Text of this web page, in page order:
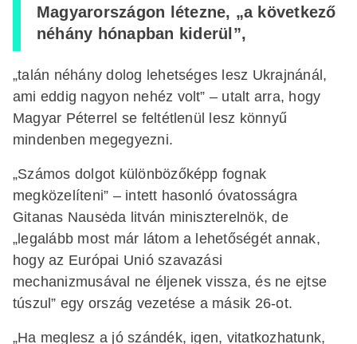
Magyarországon létezne, „a következő
néhány hónapban kiderül”,
„talán néhány dolog lehetséges lesz Ukrajnánál,
ami eddig nagyon nehéz volt” – utalt arra, hogy
Magyar Péterrel se feltétlenül lesz könnyű
mindenben megegyezni.
„Számos dolgot különbözőképp fognak
megközelíteni” – intett hasonló óvatosságra
Gitanas Nausėda litván miniszterelnök, de
„legalább most már látom a lehetőségét annak,
hogy az Európai Unió szavazási
mechanizmusával ne éljenek vissza, és ne ejtse
túszul” egy ország vezetése a másik 26-ot.
„Ha meglesz a jó szándék, igen, vitatkozhatunk,